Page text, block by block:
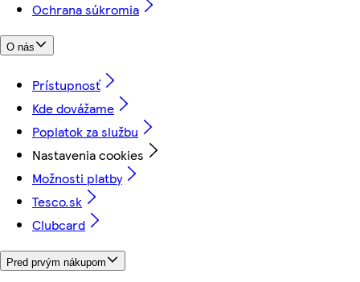
Ochrana súkromia
O nás
Prístupnosť
Kde dovážame
Poplatok za službu
Nastavenia cookies
Možnosti platby
Tesco.sk
Clubcard
Pred prvým nákupom